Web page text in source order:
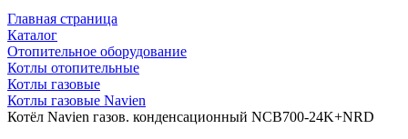
Главная страница
Каталог
Отопительное оборудование
Котлы отопительные
Котлы газовые
Котлы газовые Navien
Котёл Navien газов. конденсационный NCB700-24K+NRD